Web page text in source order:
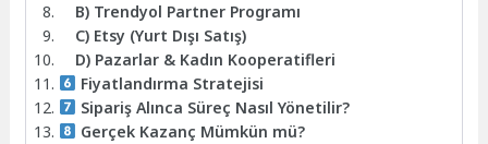
B) Trendyol Partner Programı
C) Etsy (Yurt Dışı Satış)
D) Pazarlar & Kadın Kooperatifleri
Fiyatlandırma Stratejisi
Sipariş Alınca Süreç Nasıl Yönetilir?
Gerçek Kazanç Mümkün mü?